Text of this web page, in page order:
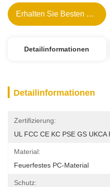
Erhalten Sie Besten Preis
Detailinformationen
Detailinformationen
Zertifizierung:
UL FCC CE KC PSE GS UKCA
Material:
Feuerfestes PC-Material
Schutz: